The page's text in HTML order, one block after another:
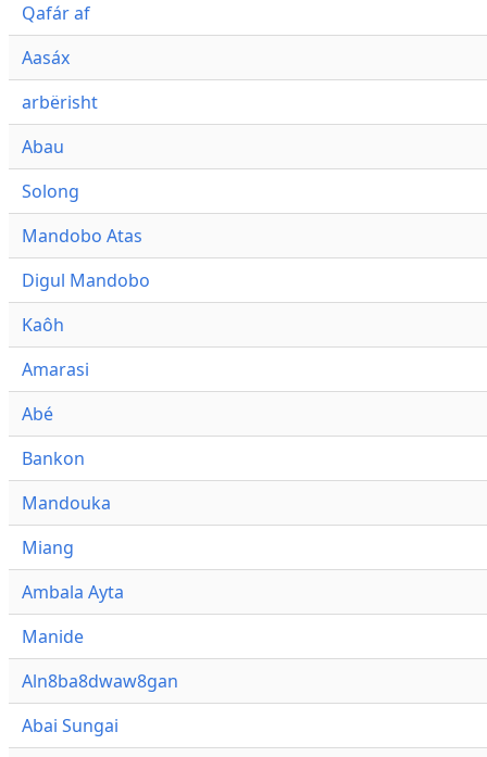
Qafár af
Aasáx
arbërisht
Abau
Solong
Mandobo Atas
Digul Mandobo
Kaôh
Amarasi
Abé
Bankon
Mandouka
Miang
Ambala Ayta
Manide
Aln8ba8dwaw8gan
Abai Sungai